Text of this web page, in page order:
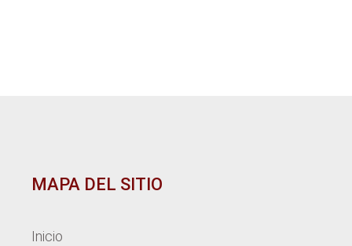
MAPA DEL SITIO
Inicio